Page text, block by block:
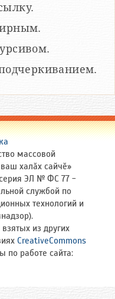
подчеркиванием.
массовой
халӑх сайчӗ»
серия ЭЛ № ФС 77 -
службой по
технологий и
из других
CreativeCommons
по работе сайта: